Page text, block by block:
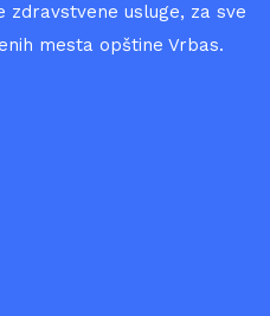
zdravstvene usluge, za sve
mesta opštine Vrbas.